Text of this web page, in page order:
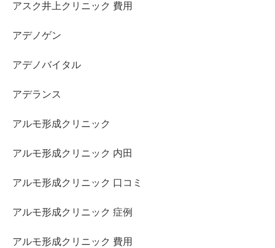
アスク井上クリニック 費用
アデノゲン
アデノバイタル
アデランス
アルモ形成クリニック
アルモ形成クリニック 内田
アルモ形成クリニック 口コミ
アルモ形成クリニック 症例
アルモ形成クリニック 費用